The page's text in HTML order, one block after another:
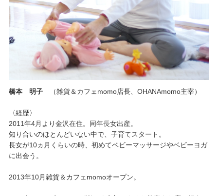
橋本 明子 （雑貨＆カフェmomo店長、OHANAmomo主宰）
〈経歴〉
2011年4月より金沢在住。同年長女出産。
知り合いのほとんどいない中で、子育てスタート。
長女が10ヵ月くらいの時、初めてベビーマッサージやベビーヨガ
に出会う。
2013年10月雑貨＆カフェmomoオープン。